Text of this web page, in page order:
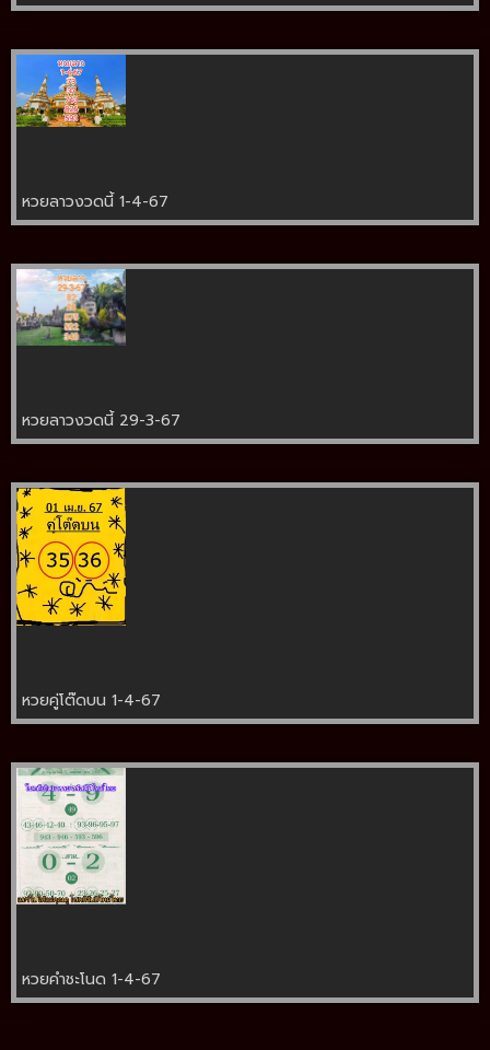
หวยลาวงวดนี้ 1-4-67
หวยลาวงวดนี้ 29-3-67
หวยคู่โต๊ดบน 1-4-67
หวยคำชะโนด 1-4-67